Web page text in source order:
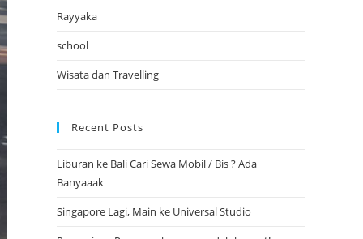
Rayyaka
school
Wisata dan Travelling
Recent Posts
Liburan ke Bali Cari Sewa Mobil / Bis ? Ada
Banyaaak
Singapore Lagi, Main ke Universal Studio